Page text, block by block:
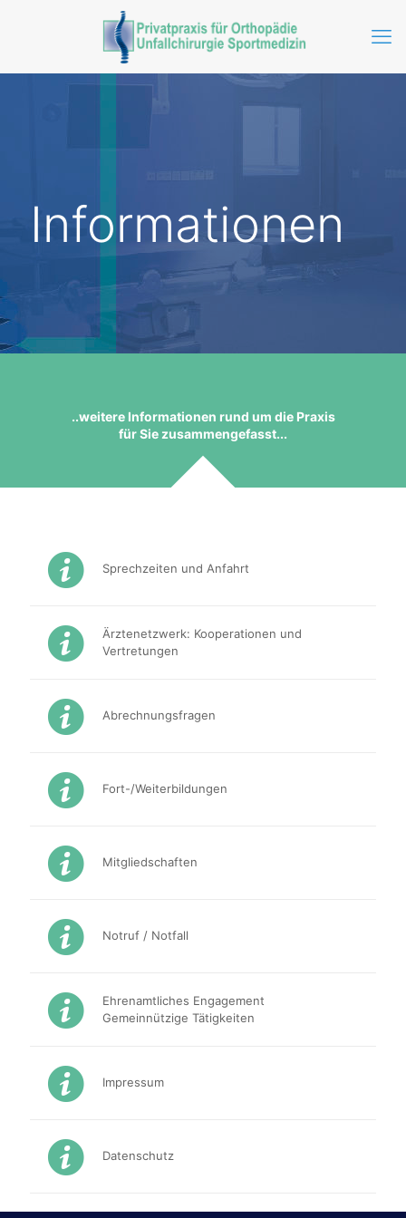
Informationen
..weitere Informationen rund um die Praxis
für Sie zusammengefasst...
Sprechzeiten und Anfahrt
Ärztenetzwerk: Kooperationen und
Vertretungen
Abrechnungsfragen
Fort-/Weiterbildungen
Mitgliedschaften
Notruf / Notfall
Ehrenamtliches Engagement
Gemeinnützige Tätigkeiten
Impressum
Datenschutz